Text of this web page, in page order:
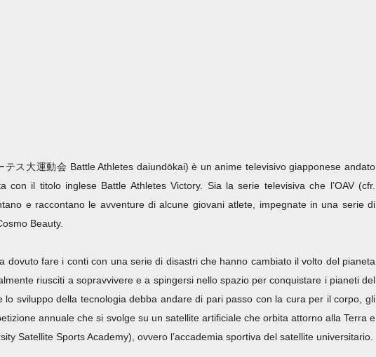
ス大運動会 Battle Athletes daiundōkai) è un anime televisivo giapponese andato
il titolo inglese Battle Athletes Victory. Sia la serie televisiva che l’OAV (cfr.
e raccontano le avventure di alcune giovani atlete, impegnate in una serie di
Beauty.
dovuto fare i conti con una serie di disastri che hanno cambiato il volto del pianeta
riusciti a sopravvivere e a spingersi nello spazio per conquistare i pianeti del
lo sviluppo della tecnologia debba andare di pari passo con la cura per il corpo, gli
annuale che si svolge su un satellite artificiale che orbita attorno alla Terra e
Satellite Sports Academy), ovvero l’accademia sportiva del satellite universitario.